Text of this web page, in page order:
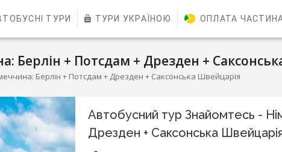
ТУРИ ТУРИ УКРАЇНОЮ ОПЛАТА
Берлін + Потсдам + Дрезден +
Берлін + Потсдам + Дрезден + Саксонська Швейцарія
Автобусний тур Знайомтесь -
Дрезден + Саксонська